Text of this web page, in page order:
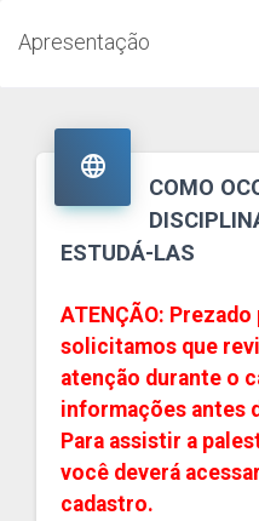
Apresentação

COMO
ESTUDÁ-LAS
ATENÇÃO:
solicitamos que
atenção durante o
informações antes
Para assistir a
você deverá
cadastro.